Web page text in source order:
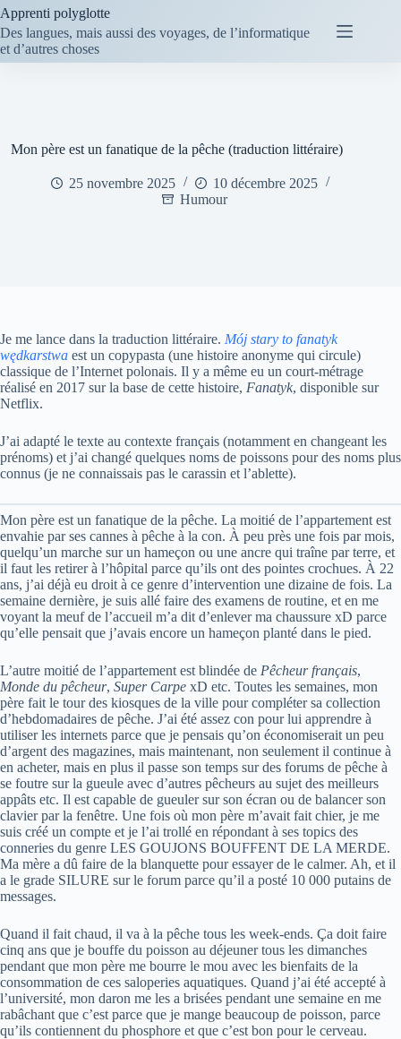
Passer
au
contenu
Apprenti polyglotte
Des langues, mais aussi des voyages, de l’informatique
et d’autres choses
Mon père est un fanatique de la pêche (traduction littéraire)
25 novembre 2025
10 décembre 2025
Humour
Je me lance dans la traduction littéraire. Mój stary to fanatyk
wędkarstwa est un copypasta (une histoire anonyme qui circule)
classique de l’Internet polonais. Il y a même eu un court-métrage
réalisé en 2017 sur la base de cette histoire, Fanatyk, disponible sur
Netflix.
J’ai adapté le texte au contexte français (notamment en changeant les
prénoms) et j’ai changé quelques noms de poissons pour des noms plus
connus (je ne connaissais pas le carassin et l’ablette).
Mon père est un fanatique de la pêche. La moitié de l’appartement est
envahie par ses cannes à pêche à la con. À peu près une fois par mois,
quelqu’un marche sur un hameçon ou une ancre qui traîne par terre, et
il faut les retirer à l’hôpital parce qu’ils ont des pointes crochues. À 22
ans, j’ai déjà eu droit à ce genre d’intervention une dizaine de fois. La
semaine dernière, je suis allé faire des examens de routine, et en me
voyant la meuf de l’accueil m’a dit d’enlever ma chaussure xD parce
qu’elle pensait que j’avais encore un hameçon planté dans le pied.
L’autre moitié de l’appartement est blindée de Pêcheur français,
Monde du pêcheur, Super Carpe xD etc. Toutes les semaines, mon
père fait le tour des kiosques de la ville pour compléter sa collection
d’hebdomadaires de pêche. J’ai été assez con pour lui apprendre à
utiliser les internets parce que je pensais qu’on économiserait un peu
d’argent des magazines, mais maintenant, non seulement il continue à
en acheter, mais en plus il passe son temps sur des forums de pêche à
se foutre sur la gueule avec d’autres pêcheurs au sujet des meilleurs
appâts etc. Il est capable de gueuler sur son écran ou de balancer son
clavier par la fenêtre. Une fois où mon père m’avait fait chier, je me
suis créé un compte et je l’ai trollé en répondant à ses topics des
conneries du genre LES GOUJONS BOUFFENT DE LA MERDE.
Ma mère a dû faire de la blanquette pour essayer de le calmer. Ah, et il
a le grade SILURE sur le forum parce qu’il a posté 10 000 putains de
messages.
Quand il fait chaud, il va à la pêche tous les week-ends. Ça doit faire
cinq ans que je bouffe du poisson au déjeuner tous les dimanches
pendant que mon père me bourre le mou avec les bienfaits de la
consommation de ces saloperies aquatiques. Quand j’ai été accepté à
l’université, mon daron me les a brisées pendant une semaine en me
rabâchant que c’est parce que je mange beaucoup de poisson, parce
qu’ils contiennent du phosphore et que c’est bon pour le cerveau.